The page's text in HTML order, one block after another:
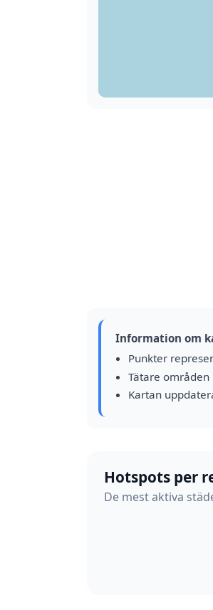
Information om
Punkter
Tätare
Kartan
Hotspots per
De mest aktiva